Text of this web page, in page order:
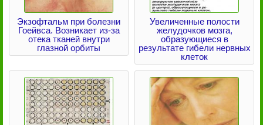
Экзофтальм при болезни
Гоейвса. Возникает из-за
отека тканей внутри
глазной орбиты
Увеличенные полости
желудочков мозга,
образующиеся в
результате гибели нервных
клеток